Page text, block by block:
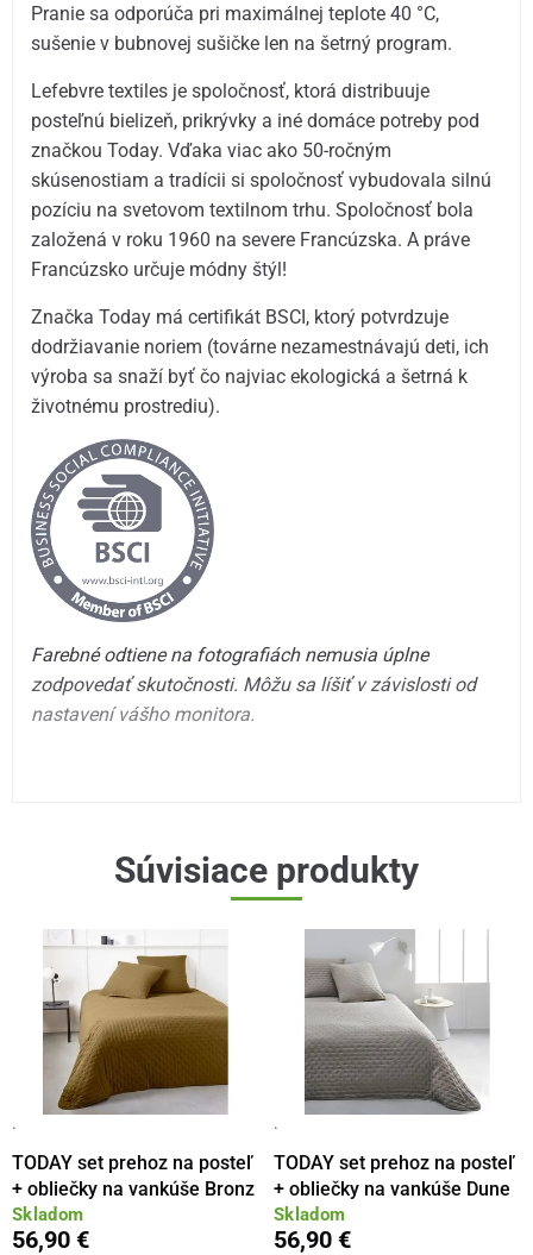
Pranie sa odporúča pri maximálnej teplote 40 °C,
sušenie v bubnovej sušičke len na šetrný program.
Lefebvre textiles je spoločnosť, ktorá distribuuje
posteľnú bielizeň, prikrývky a iné domáce potreby pod
značkou Today. Vďaka viac ako 50-ročným
skúsenostiam a tradícii si spoločnosť vybudovala silnú
pozíciu na svetovom textilnom trhu. Spoločnosť bola
založená v roku 1960 na severe Francúzska. A práve
Francúzsko určuje módny štýl!
Značka Today má certifikát BSCI, ktorý potvrdzuje
dodržiavanie noriem (továrne nezamestnávajú deti, ich
výroba sa snaží byť čo najviac ekologická a šetrná k
životnému prostrediu).
Farebné odtiene na fotografiách nemusia úplne
zodpovedať skutočnosti. Môžu sa líšiť v závislosti od
nastavení vášho monitora.
Súvisiace produkty
·
TODAY set prehoz na posteľ
+ obliečky na vankúše Bronz
Skladom
56,90 €
·
TODAY set prehoz na posteľ
+ obliečky na vankúše Dune
Skladom
56,90 €